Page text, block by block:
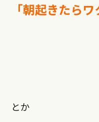
「朝起きたら
とか